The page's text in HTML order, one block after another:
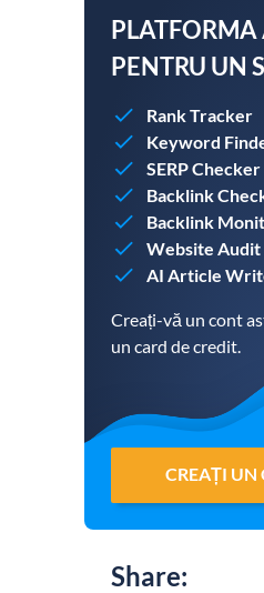
PENTRU UN
Rank Tracker
Keyword
SERP Checker
Backlink
Backlink
Website Audit
AI Article
Creați-vă un cont
un card de credit.
CREAȚI UN
Share: